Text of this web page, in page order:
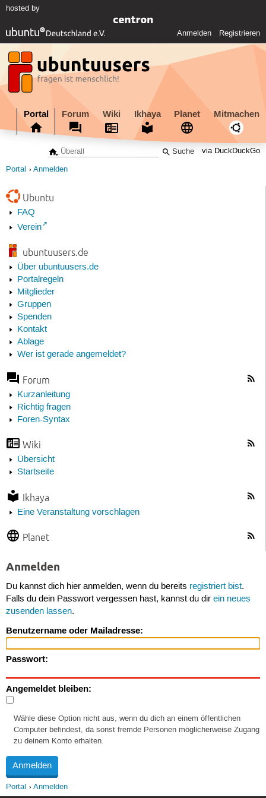
hosted by
Anmelden Registrieren
Portal Forum Wiki Ikhaya Planet Mitmachen
via DuckDuckGo
Portal Anmelden
Ubuntu
FAQ
Verein
ubuntuusers.de
Über ubuntuusers.de
Portalregeln
Mitglieder
Gruppen
Spenden
Kontakt
Ablage
Wer ist gerade angemeldet?
Forum
Kurzanleitung
Richtig fragen
Foren-Syntax
Wiki
Übersicht
Startseite
Ikhaya
Eine Veranstaltung vorschlagen
Planet
Anmelden
Du kannst dich hier anmelden, wenn du bereits registriert bist.
Falls du dein Passwort vergessen hast, kannst du dir ein neues
zusenden lassen.
Benutzername oder Mailadresse:
Passwort:
Angemeldet bleiben:
Wähle diese Option nicht aus, wenn du dich an einem öffentlichen
Computer befindest, da sonst fremde Personen möglicherweise Zugang
zu deinem Konto erhalten.
Portal Anmelden